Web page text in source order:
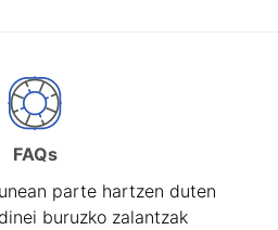
FAQs
parte hartzen duten
buruzko zalantzak